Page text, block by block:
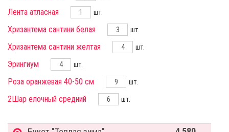
Лента атласная шт.
Хризантема сантини белая шт.
Хризантема сантини желтая шт.
Эрингиум шт.
Роза оранжевая 40-50 см шт.
2Шар елочный средний шт.